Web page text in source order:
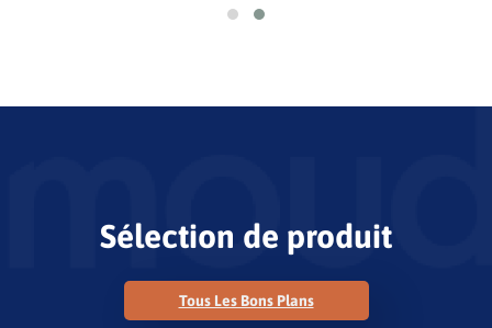
Sélection de produit
Tous Les Bons Plans